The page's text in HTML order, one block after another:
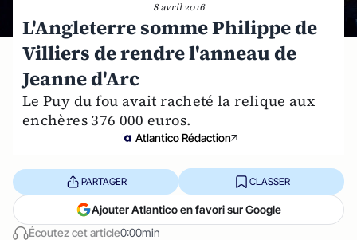
8 avril 2016
L'Angleterre somme Philippe de
Villiers de rendre l'anneau de
Jeanne d'Arc
Le Puy du fou avait racheté la relique aux
enchères 376 000 euros.
Atlantico Rédaction
Écoutez cet article0:00min
PARTAGER CLASSER
Ajouter Atlantico en favori sur Google